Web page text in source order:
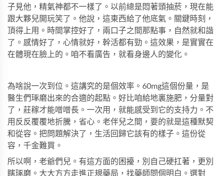
子見他，精氣神都不一樣了。以前總是悶著頭抽菸，現在能
跟大夥兒開玩笑了。他說，這東西給了他底氣。關鍵時刻，
頂得上用。時間掌控好了，兩口子之間那點事，自然就和諧
了。感情好了，心情就好，幹活都有勁。這效果，是實實在
在體現在臉上的。咱不看廣告，就看身邊人的變化。
為啥說一次到位。這講究的是個效率。60mg這個份量，是
醫生們琢磨出來的合適的起點。好比咱給地裏施肥，分量對
了，莊稼才能噌噌長。一次用，就能感受到它的支持力。不
用反反覆覆地折騰，省心。老伴兒之間，要的就是這種默契
和從容。把問題解決了，生活回歸它該有的樣子。這份從
容，千金難買。
所以啊，老爺們兒。有這方面的困擾，別自己硬扛著，更別
瞎琢磨。大大方方走進正規藥局，找藥師問個明白。選對